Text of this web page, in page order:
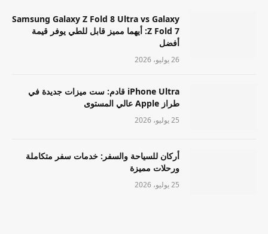
Samsung Galaxy Z Fold 8 Ultra vs Galaxy
Z Fold 7: أيهما مميز قابل للطي يوفر قيمة
أفضل
26 يوليو، 2026
iPhone Ultra قادم: ست ميزات جديدة في
طراز Apple عالي المستوى
25 يوليو، 2026
أركان للسياحة والسفر: خدمات سفر متكاملة
ورحلات مميزة
25 يوليو، 2026